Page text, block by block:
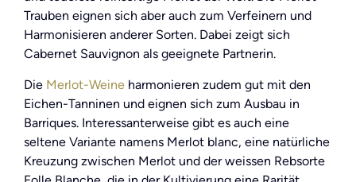
Trauben eignen sich aber auch zum Verfeinern und
Harmonisieren anderer Sorten. Dabei zeigt sich
Cabernet Sauvignon als geeignete Partnerin.
Die Merlot-Weine harmonieren zudem gut mit den
Eichen-Tanninen und eignen sich zum Ausbau in
Barriques. Interessanterweise gibt es auch eine
seltene Variante namens Merlot blanc, eine natürliche
Kreuzung zwischen Merlot und der weissen Rebsorte